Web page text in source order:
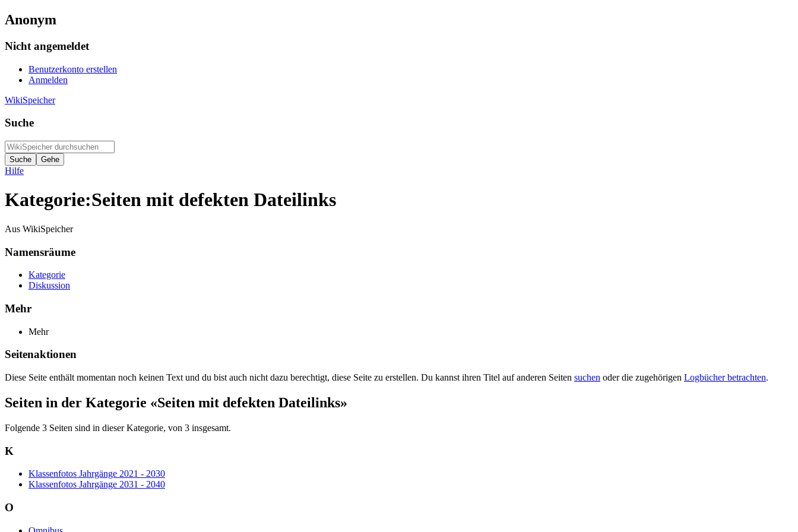
Anonym
Nicht angemeldet
Benutzerkonto erstellen
Anmelden
WikiSpeicher
Suche
Hilfe
Kategorie:Seiten mit defekten Dateilinks
Aus WikiSpeicher
Namensräume
Kategorie
Diskussion
Mehr
Mehr
Seitenaktionen
Diese Seite enthält momentan noch keinen Text und du bist auch nicht dazu berechtigt, diese Seite zu erstellen. Du kannst ihren Titel auf anderen Seiten suchen oder die zugehörigen Logbücher betrachten.
Seiten in der Kategorie «Seiten mit defekten Dateilinks»
Folgende 3 Seiten sind in dieser Kategorie, von 3 insgesamt.
K
Klassenfotos Jahrgänge 2021 - 2030
Klassenfotos Jahrgänge 2031 - 2040
O